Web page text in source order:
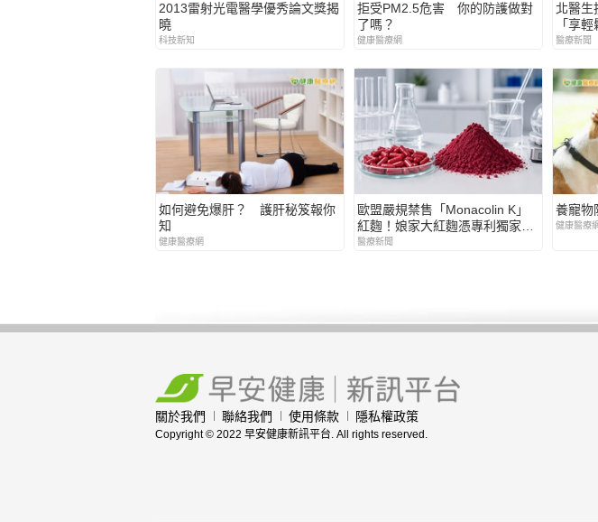
2013雷射光電醫學優秀論文獎揭
曉
科技新知
拒受PM2.5危害 你的防護做對
了嗎？
健康醫療網
北醫
「享
輩打造
醫療新聞
如何避免爆肝？ 護肝秘笈報你
知
健康醫療網
歐盟嚴規禁售「Monacolin K」
紅麴！娘家大紅麴憑專利獨家原
料 展現極致安全性成全球新趨勢
醫療新聞
養寵
健康醫療
關於我們 聯絡我們 使用條款 隱私權政策
Copyright © 2022 早安健康新訊平台. All rights reserved.